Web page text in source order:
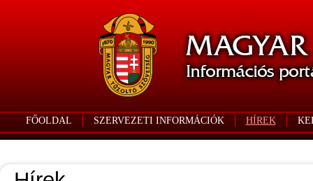
FŐOLDAL SZERVEZETI INFORMÁCIÓK HÍREK